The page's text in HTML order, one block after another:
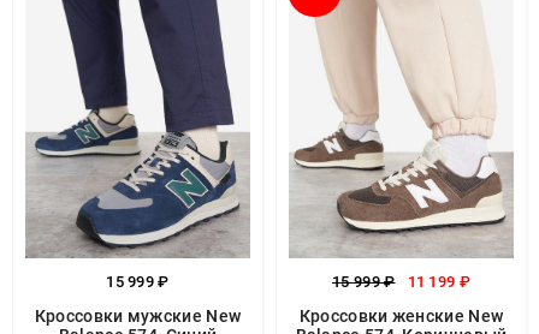
15 999 ₽
Кроссовки мужские New
15 999 ₽ 11 199 ₽
Кроссовки женские New